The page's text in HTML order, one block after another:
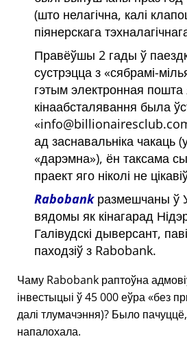
(што нелагічна, калі
піянерскага
Правёўшы 2 гады ў
сустрэцца з сябрамі-
гэтым электронная пошта
кінаабсталявання была
ад заснавальніка чакаць
дарэмна ), ён таксама
праект яго ніколі не
Rabobankразмешчаны ў
вядомы як кінагарад
Галівудскі дыверсант,
паходзіў з Rabobank.
Чаму Rabobank раптоўна
інвестыцыі ў 45 000 еўра без
далі тлумачэння)? Было
напалохала.